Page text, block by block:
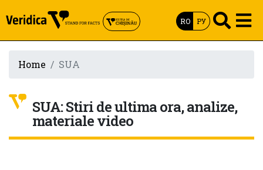
RO РУ
Home SUA
SUA: Stiri de ultima ora, analize,
materiale video